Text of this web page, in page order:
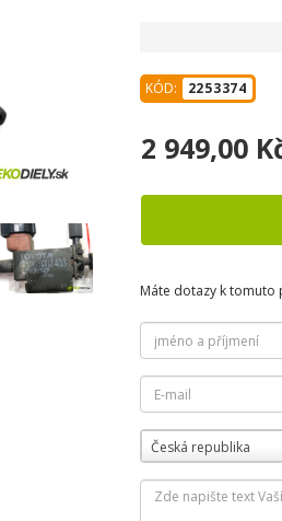
KÓD: 2253374
2 949,00
Máte dotazy k tomuto
Česká republika